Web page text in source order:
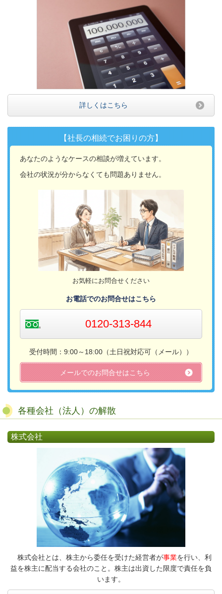
詳しくはこちら
【社長の相続でお困りの方】
あなたのようなケースの相談が増えています。
会社の状況が分からなくても問題ありません。
お気軽にお問合せください
お電話でのお問合せはこちら
0120-313-844
受付時間：9:00～18:00（土日祝対応可（メール））​
メールでのお問合せはこちら
各種会社（法人）の解散
株式会社
株式会社とは、株主から委任を受けた経営者が事業を行い、利
益を株主に配当する会社のこと。株主は出資した限度で責任を負
います。